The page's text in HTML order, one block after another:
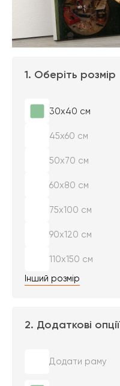
1. Оберіть розмір
30х40 см
45х60 см
50х70 см
60х80 см
75х100 см
90х120 см
110х150 см
Інший розмір
2. Додаткові опції
Додати раму